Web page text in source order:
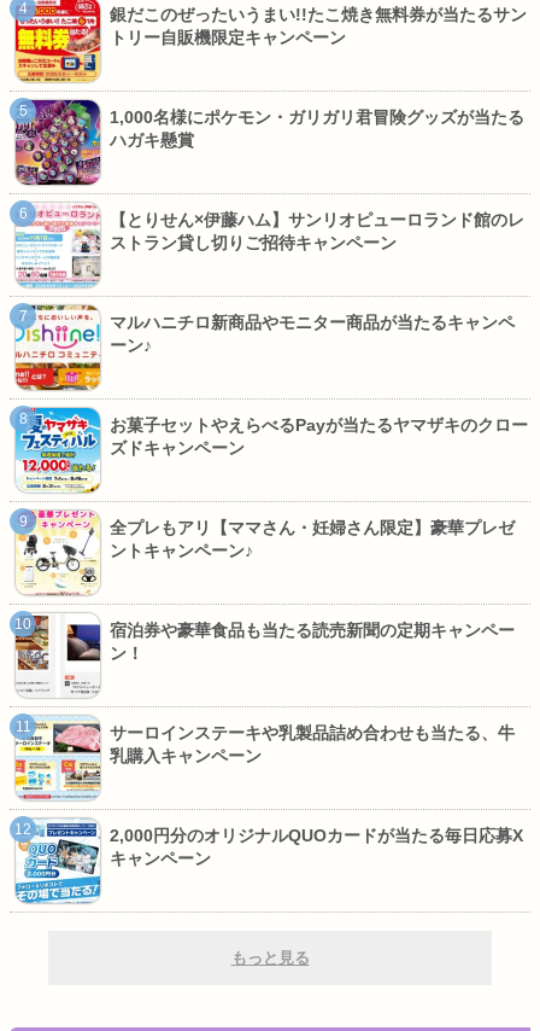
銀だこのぜったいうまい!!たこ焼き無料券が当たるサン
トリー自販機限定キャンペーン
1,000名様にポケモン・ガリガリ君冒険グッズが当たる
ハガキ懸賞
【とりせん×伊藤ハム】サンリオピューロランド館のレ
ストラン貸し切りご招待キャンペーン
マルハニチロ新商品やモニター商品が当たるキャンペ
ーン♪
お菓子セットやえらべるPayが当たるヤマザキのクロー
ズドキャンペーン
全プレもアリ【ママさん・妊婦さん限定】豪華プレゼ
ントキャンペーン♪
宿泊券や豪華食品も当たる読売新聞の定期キャンペー
ン！
サーロインステーキや乳製品詰め合わせも当たる、牛
乳購入キャンペーン
2,000円分のオリジナルQUOカードが当たる毎日応募X
キャンペーン
もっと見る